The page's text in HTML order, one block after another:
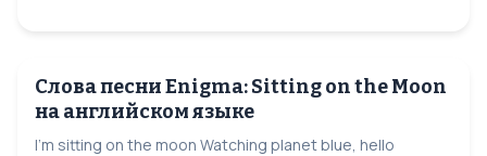
Слова песни Enigma: Sitting on the Moon
на английском языке
I'm sitting on the moon Watching planet blue, hello